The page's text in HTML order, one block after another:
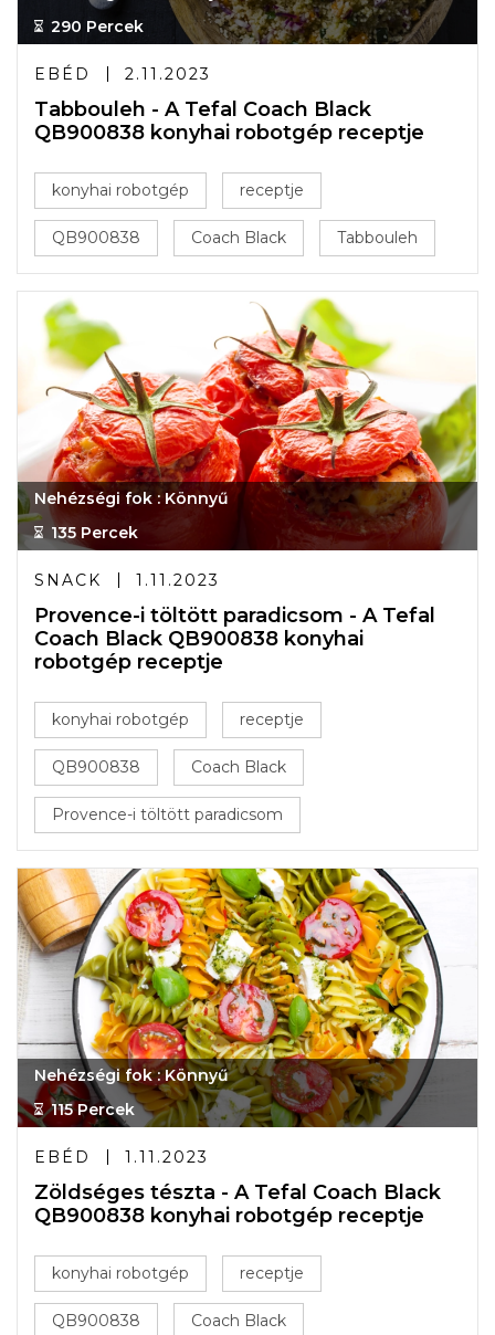
290 Percek
EBÉD 2.11.2023
Tabbouleh - A Tefal Coach Black
QB900838 konyhai robotgép receptje
konyhai robotgép receptje
QB900838 Coach Black Tabbouleh
Nehézségi fok : Könnyű
135 Percek
SNACK 1.11.2023
Provence-i töltött paradicsom - A Tefal
Coach Black QB900838 konyhai
robotgép receptje
konyhai robotgép receptje
QB900838 Coach Black
Provence-i töltött paradicsom
Nehézségi fok : Könnyű
115 Percek
EBÉD 1.11.2023
Zöldséges tészta - A Tefal Coach Black
QB900838 konyhai robotgép receptje
konyhai robotgép receptje
QB900838 Coach Black